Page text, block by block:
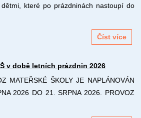
které po prázdninách nastoupí do
Číst více
v době letních prázdnin 2026
MATEŘSKÉ ŠKOLY JE NAPLÁNOVÁN
2026 DO 21. SRPNA 2026. PROVOZ